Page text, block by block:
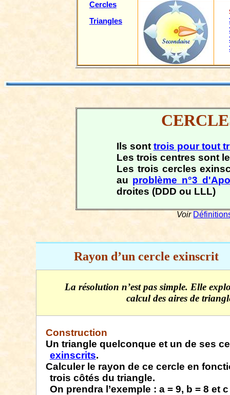
Cercles
Triangles
Ils sont trois pour tout
Les trois centres sont
Les trois cercles
au problème n°3
droites (DDD ou LLL)
Voir
Rayon d’un cercle exinscrit
La résolution n’est pas simple. Elle
calcul des aires de
Construction
Un triangle quelconque et un de ses
exinscrits.
Calculer le rayon de ce cercle en
trois côtés du triangle.
On prendra l’exemple : a = 9, b = 8 et c